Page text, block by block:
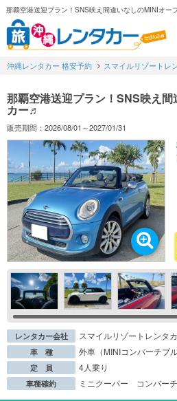
那覇空港送迎プラン！SNS映え間違いなしのMINIオー
沖縄レンタカー 格安予約 スマイルリゾートレ
那覇空港送迎プラン！SNS映え
カー♬
販売期間：2026/08/01～2027/01/31
レンタカー会社 スマイルリゾートレンタ
車 種 外車（MINIコンバーチブル
定 員 4人乗り
車種確約 ミニクーパー コンバー